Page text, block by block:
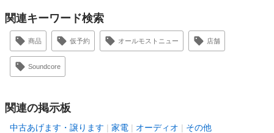
関連キーワード検索
商品 仮予約 オールモストニュー 店舗
Soundcore
関連の掲示板
中古あげます・譲ります 家電 オーディオ その他